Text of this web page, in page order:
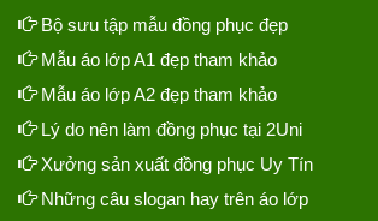
Bộ sưu tập mẫu đồng phục đẹp
Mẫu áo lớp A1 đẹp tham khảo
Mẫu áo lớp A2 đẹp tham khảo
Lý do nên làm đồng phục tại 2Uni
Xưởng sản xuất đồng phục Uy Tín
Những câu slogan hay trên áo lớp